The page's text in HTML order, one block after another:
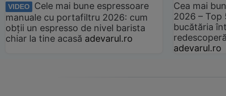
VIDEO
Cele mai bune espressoare
manuale cu portafiltru 2026: cum
obții un espresso de nivel barista
chiar la tine acasă adevarul.ro
Cea mai
2026 –
bucătăria
adevarul.ro